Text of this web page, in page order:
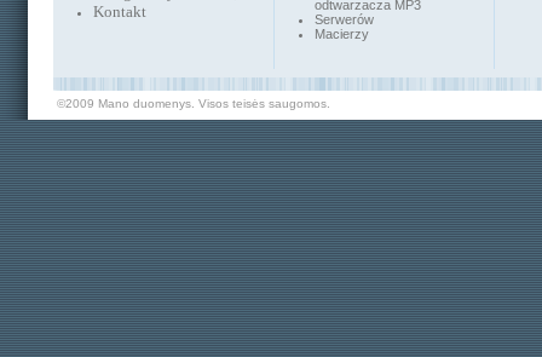
Kontakt
odtwarzacza MP3
Serwerów
Macierzy
©2009 Mano duomenys. Visos teisės saugomos.